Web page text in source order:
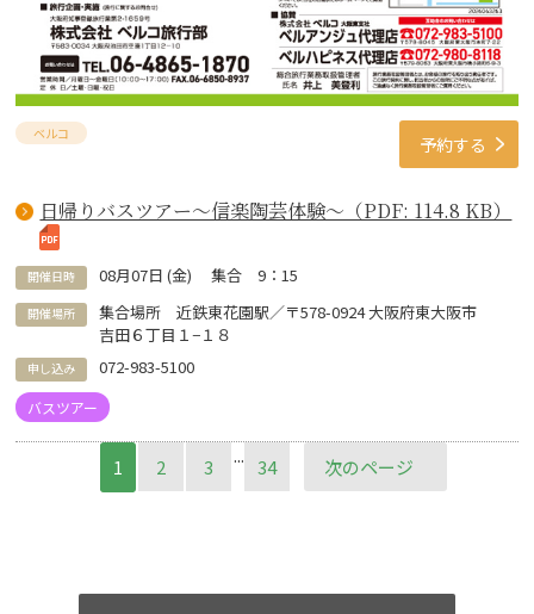
ベルコ 予約する
日帰りバスツアー～信楽陶芸体験～（PDF: 114.8 KB）
開催日時 08月07日 (金) 集合 9：15
開催場所
集合場所 近鉄東花園駅／〒578-0924 大阪府東大阪市
吉田６丁目１−１８
申し込み 072-983-5100
バスツアー
1 2 3 ... 34 次のページ